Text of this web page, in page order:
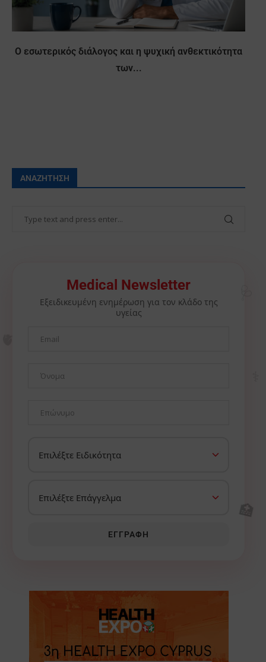
Ο εσωτερικός διάλογος και η ψυχική ανθεκτικότητα
των...
ΑΝΑΖΉΤΗΣΗ
Medical Newsletter
Εξειδικευμένη ενημέρωση για τον κλάδο της
υγείας
ΕΓΓΡΑΦΉ